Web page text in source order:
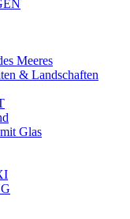
Meeres
& Landschaften
Glas